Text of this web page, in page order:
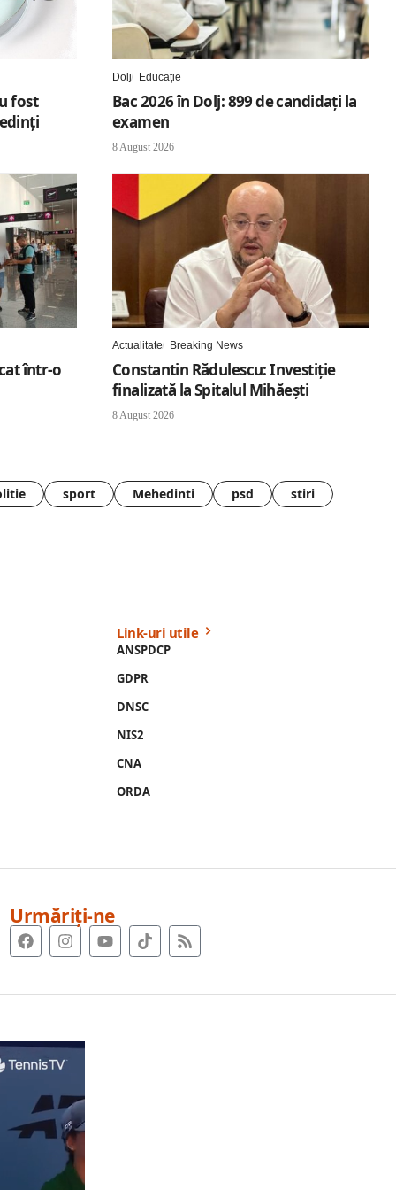
fost
Dolj Educație
Bac 2026 în Dolj: 899 de candidați la
examen
8 August 2026
într-o
Actualitate Breaking News
Constantin Rădulescu: Investiție
finalizată la Spitalul Mihăești
8 August 2026
sport Mehedinti psd stiri
Link-uri utile
ANSPDCP
GDPR
DNSC
NIS2
CNA
ORDA
Urmăriți-ne